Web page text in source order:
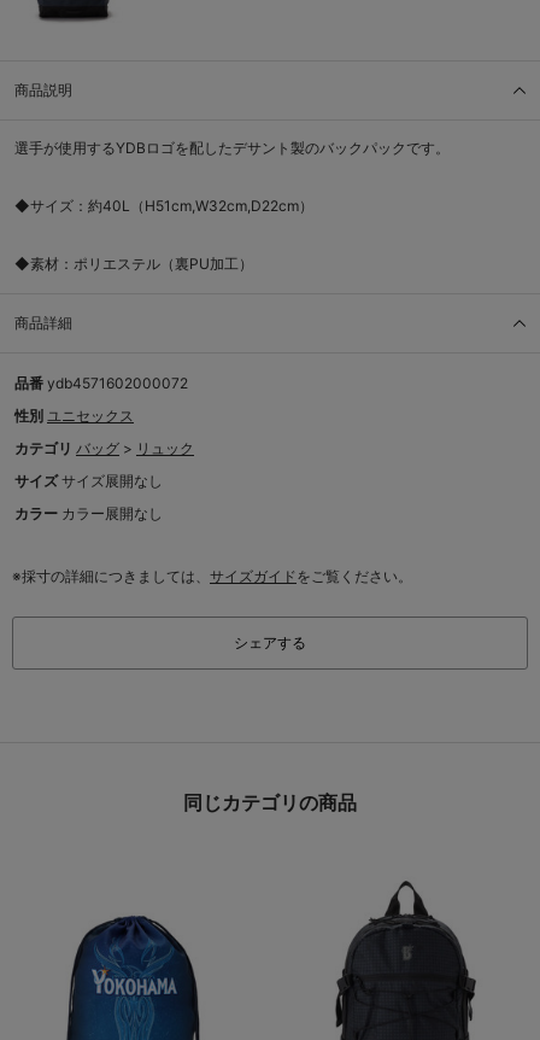
商品説明
選手が使用するYDBロゴを配したデサント製のバックパックです。
◆サイズ：約40L（H51cm,W32cm,D22cm）
◆素材：ポリエステル（裏PU加工）
商品詳細
品番 ydb4571602000072
性別 ユニセックス
カテゴリ バッグ > リュック
サイズ サイズ展開なし
カラー カラー展開なし
※採寸の詳細につきましては、 サイズガイドをご覧ください。
シェアする
同じカテゴリの商品